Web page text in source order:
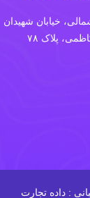
خیابان شهیدان
پلاک ۷۸
داده تجارت